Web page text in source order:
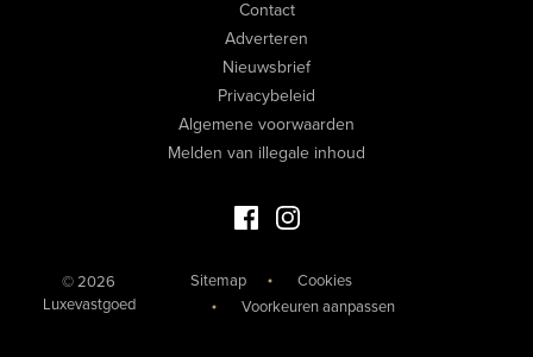
Contact
Adverteren
Nieuwsbrief
Privacybeleid
Algemene voorwaarden
Melden van illegale inhoud
Facebook Luxevastgoed
Instagram Luxevastgoed
© 2026
Luxevastgoed
Sitemap
Cookies
Voorkeuren aanpassen